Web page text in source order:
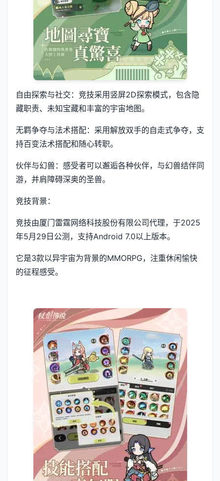
自由探索与社交：竞技采用竖屏2D探索模式，包含隐
藏职责、未知宝藏和丰富的宇宙地图。
无羁争夺与法术搭配：采用解放双手的自走式争夺，支
持百变法术搭配和随心转职。
伙伴与幻兽：感受者可以邂逅各种伙伴，与幻兽结伴同
游，并肩障碍深奥的圣兽。
竞技背景：
竞技由厦门雷霆网络科技股份有限公司代理，于2025
年5月29日公测，支持Android 7.0以上版本。
它是3款以异宇宙为背景的MMORPG，注重休闲愉快
的征程感受。